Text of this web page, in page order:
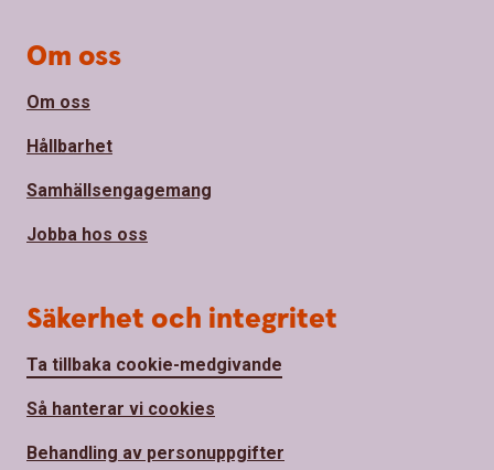
Om oss
Om oss
Hållbarhet
Samhällsengagemang
Jobba hos oss
Säkerhet och integritet
Ta tillbaka cookie-medgivande
Så hanterar vi cookies
Behandling av personuppgifter